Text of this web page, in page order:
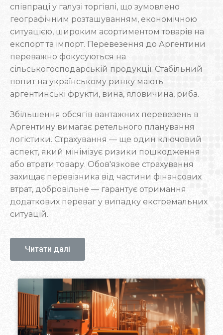
співпраці у галузі торгівлі, що зумовлено
географічним розташуванням, економічною
ситуацією, широким асортиментом товарів на
експорт та імпорт. Перевезення до Аргентини
переважно фокусуються на
сільськогосподарській продукції. Стабільний
попит на українському ринку мають
аргентинські фрукти, вина, яловичина, риба.
Збільшення обсягів вантажних перевезень в
Аргентину вимагає ретельного планування
логістики. Страхування — ще один ключовий
аспект, який мінімізує ризики пошкодження
або втрати товару. Обов'язкове страхування
захищає перевізника від частини фінансових
втрат, добровільне — гарантує отримання
додаткових переваг у випадку екстремальних
ситуацій.
Логістичні аспекти
вантажоперевезень Україна-
Основним транспортним коридором є
морське сполучення, що має високу
ефективність та економічність. Вибір
транспортного засобу залежить від типу
Читати далі